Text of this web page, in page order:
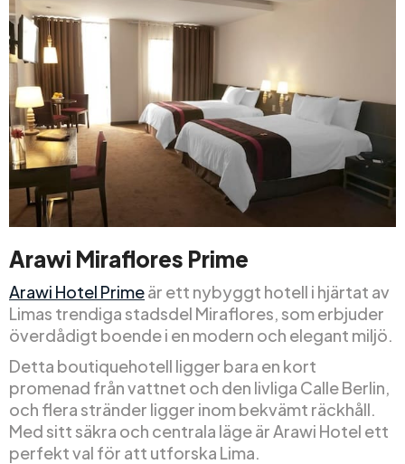
Arawi Miraflores Prime
Arawi Hotel Primeär ett nybyggt hotell i hjärtat av
Limas trendiga stadsdel Miraflores, som erbjuder
överdådigt boende i en modern och elegant miljö.
Detta boutiquehotell ligger bara en kort
promenad från vattnet och den livliga Calle Berlin,
och flera stränder ligger inom bekvämt räckhåll.
Med sitt säkra och centrala läge är Arawi Hotel ett
perfekt val för att utforska Lima.